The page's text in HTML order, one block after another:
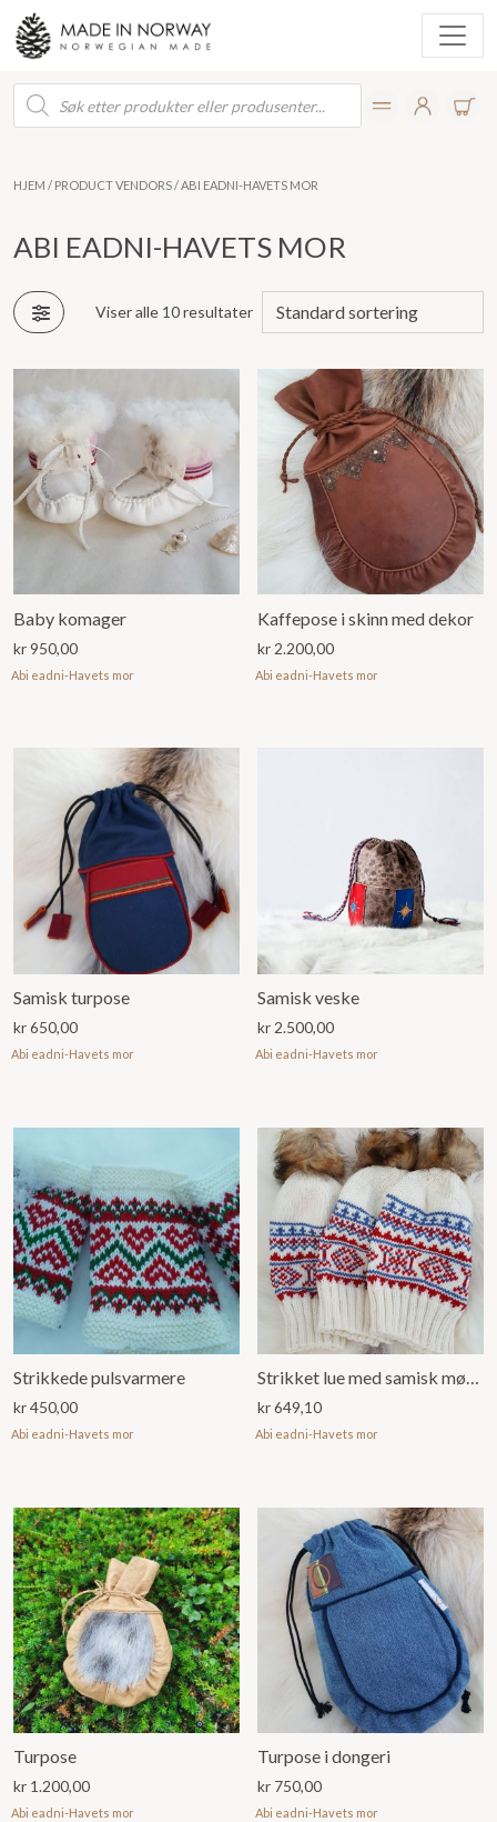
Products
search
HJEM / PRODUCT VENDORS / ABI EADNI-HAVETS MOR
ABI EADNI-HAVETS MOR
Viser alle 10 resultater
Baby komager
kr950,00
Abi eadni-Havets mor
Kaffepose i skinn med dekor
kr 2.200,00
Abi eadni-Havets mor
Samisk turpose
kr650,00
Abi eadni-Havets mor
Samisk veske
kr 2.500,00
Abi eadni-Havets mor
Strikkede pulsvarmere
kr450,00
Abi eadni-Havets mor
kr649,10
Abi eadni-Havets mor
Turpose
kr 1.200,00
Abi eadni-Havets mor
Turpose i dongeri
kr 750,00
Abi eadni-Havets mor